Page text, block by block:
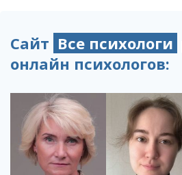
Сайт Все психологи
онлайн психологов: